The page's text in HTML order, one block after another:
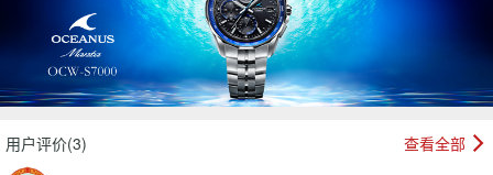
用户评价(3) 查看全部
00:00:00 / 00:16